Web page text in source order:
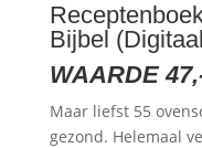
op
klantbeoord
elingen
Bijbel
WAARDE
Maar liefst 55
gezond. Helemaal